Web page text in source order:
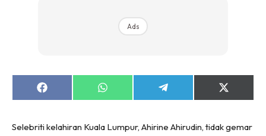
Ads
Share
on
Share
on
Share
on
Share
on
Selebriti kelahiran Kuala Lumpur, Ahirine Ahirudin, tidak gemar